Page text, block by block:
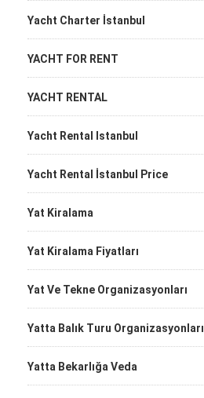
Yacht Charter İstanbul
YACHT FOR RENT
YACHT RENTAL
Yacht Rental Istanbul
Yacht Rental İstanbul Price
Yat Kiralama
Yat Kiralama Fiyatları
Yat Ve Tekne Organizasyonları
Yatta Balık Turu Organizasyonları
Yatta Bekarlığa Veda